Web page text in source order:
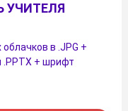
УЧИТЕЛЯ
в .JPG +
.PPTX + шрифт